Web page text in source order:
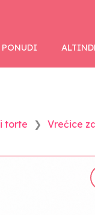
torte Vrećice